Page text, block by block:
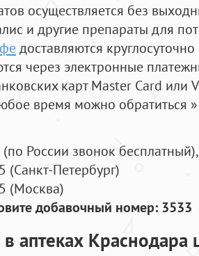
осуществляется без
и другие препараты для
доставляются круглосуточно
через электронные
карт Master Card или
время можно обратиться
(по России звонок бесплатный),
(Санкт-Петербург)
(Москва)
добавочный номер: 3533
аптеках Краснодара